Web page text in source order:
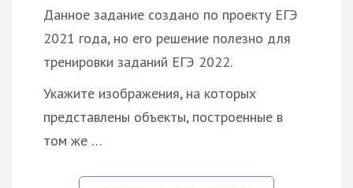
Данное задание создано по проекту ЕГЭ
2021 года, но его решение полезно для
тренировки заданий ЕГЭ 2022.
Укажите изображения, на которых
представлены объекты, построенные в
том же …